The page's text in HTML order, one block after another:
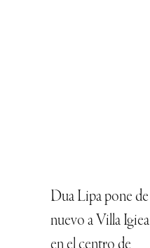
Dua Lipa pone de
nuevo a Villa Igiea